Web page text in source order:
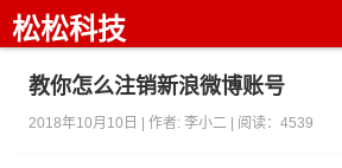
松松科技
教你怎么注销新浪微博账号
2018年10月10日 | 作者:李小二 | 阅读：4539